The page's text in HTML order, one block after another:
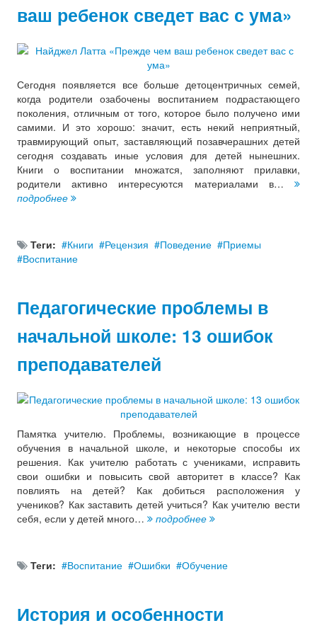
ваш ребенок сведет вас с ума»
Сегодня появляется все больше детоцентричных семей,
когда родители озабочены воспитанием подрастающего
поколения, отличным от того, которое было получено ими
самими. И это хорошо: значит, есть некий неприятный,
травмирующий опыт, заставляющий позавчерашних детей
сегодня создавать иные условия для детей нынешних.
Книги о воспитании множатся, заполняют прилавки,
родители активно интересуются материалами в…
подробнее
Теги: Книги Рецензия Поведение
Приемы
Воспитание
Педагогические проблемы в
начальной школе: 13 ошибок
преподавателей
Памятка учителю. Проблемы, возникающие в процессе
обучения в начальной школе, и некоторые способы их
решения. Как учителю работать с учениками, исправить
свои ошибки и повысить свой авторитет в классе? Как
повлиять на детей? Как добиться расположения у
учеников? Как заставить детей учиться? Как учителю вести
себя, если у детей много…
подробнее
Теги: Воспитание Ошибки Обучение
История и особенности